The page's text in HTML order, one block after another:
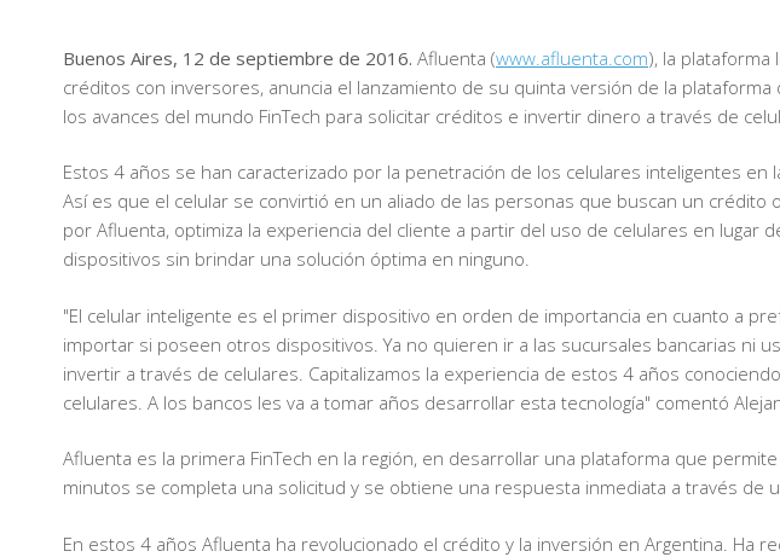
Buenos Aires, 12 de septiembre de 2016. Afluenta (www.afluenta.com), la
créditos con inversores, anuncia el lanzamiento de su quinta versión de la
los avances del mundo FinTech para solicitar créditos e invertir dinero a través de
Estos 4 años se han caracterizado por la penetración de los celulares inteligentes
Así es que el celular se convirtió en un aliado de las personas que buscan un
por Afluenta, optimiza la experiencia del cliente a partir del uso de celulares en
dispositivos sin brindar una solución óptima en ninguno.
"El celular inteligente es el primer dispositivo en orden de importancia en cuanto a
importar si poseen otros dispositivos. Ya no quieren ir a las sucursales bancarias
invertir a través de celulares. Capitalizamos la experiencia de estos 4 años
celulares. A los bancos les va a tomar años desarrollar esta tecnología" comentó
Afluenta es la primera FinTech en la región, en desarrollar una plataforma que
minutos se completa una solicitud y se obtiene una respuesta inmediata a través
En estos 4 años Afluenta ha revolucionado el crédito y la inversión en Argentina.